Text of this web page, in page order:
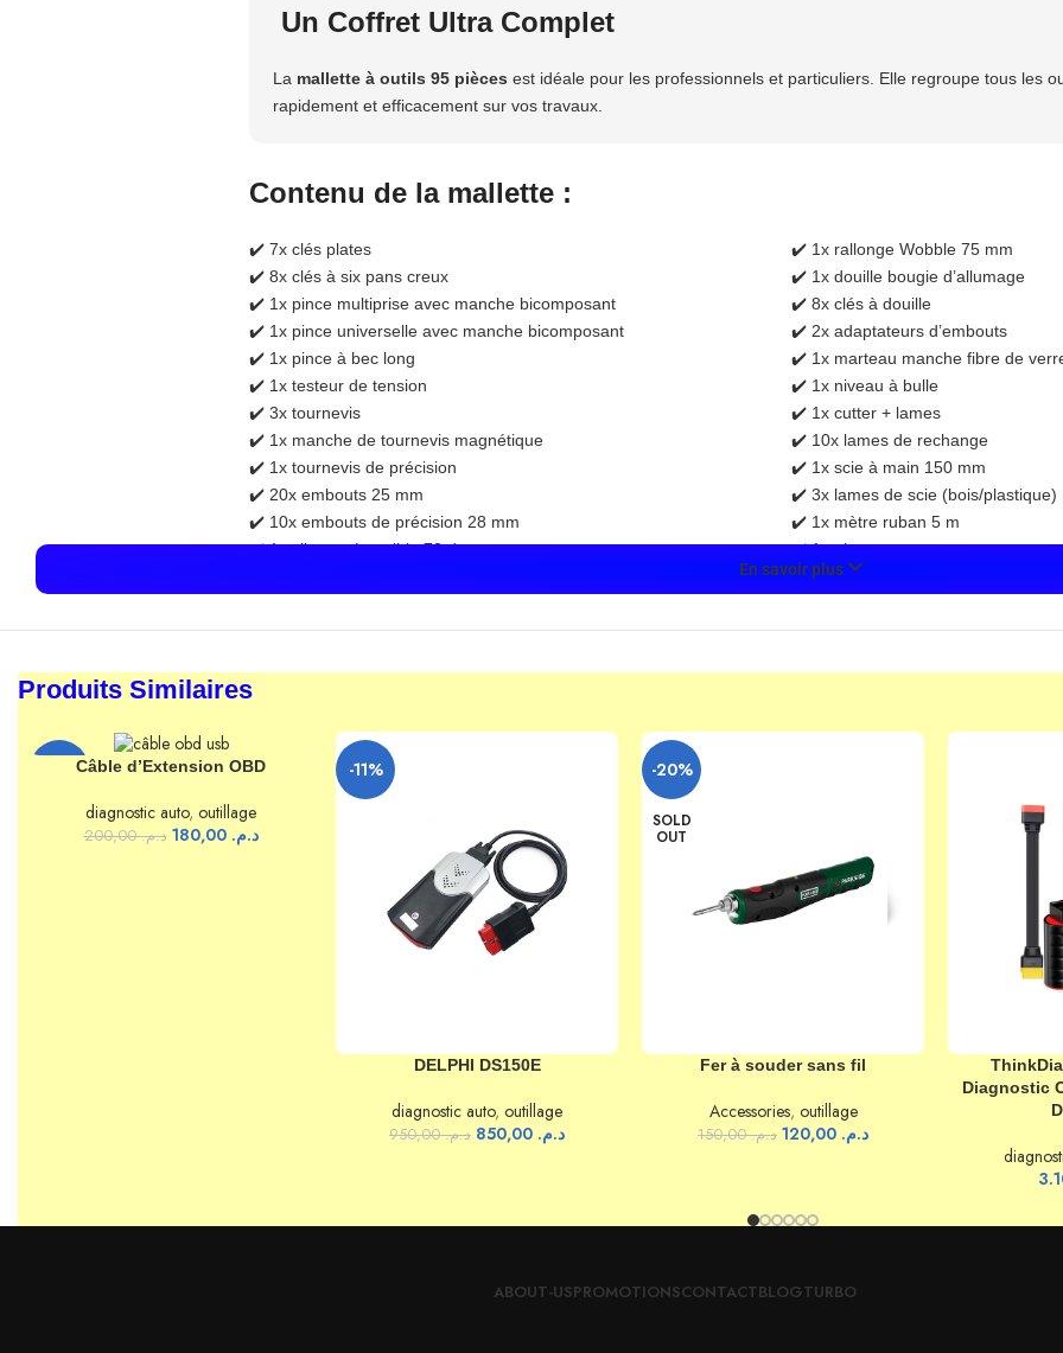
Un Coffret Ultra Complet
La mallette à outils 95 pièces est idéale pour les professionnels et particuliers. Elle regroupe tous les
rapidement et efficacement sur vos travaux.
Contenu de la mallette :
✔️ 7x clés plates
✔️ 8x clés à six pans creux
✔️ 1x pince multiprise avec manche bicomposant
✔️ 1x pince universelle avec manche bicomposant
✔️ 1x pince à bec long
✔️ 1x testeur de tension
✔️ 3x tournevis
✔️ 1x manche de tournevis magnétique
✔️ 1x tournevis de précision
✔️ 20x embouts 25 mm
✔️ 10x embouts de précision 28 mm
✔️ 1x cliquet réversible 72 dents
✔️ 1x rallonge Wobble 75 mm
✔️ 1x douille bougie d’allumage
✔️ 8x clés à douille
✔️ 2x adaptateurs d’embouts
✔️ 1x marteau manche fibre de
✔️ 1x niveau à bulle
✔️ 1x cutter + lames
✔️ 10x lames de rechange
✔️ 1x scie à main 150 mm
✔️ 3x lames de scie (bois/plastique)
✔️ 1x mètre ruban 5 m
✔️ 1x pince coupante
✔️ 95 pièces au total
✔️ Matériaux robustes et durables
✔️ Organisation pratique et gain de temps
✔️ Idéal auto, maison et garage
Commander maintenant sur WhatsApp
En savoir plus
Produits Similaires
-10%
AJOUTER AU PANIER
Câble d’Extension OBD
diagnostic auto, outillage
د.م.200,00 د.م. 180,00
-11%
AJOUTER AU PANIER
DELPHI DS150E
diagnostic auto, outillage
د.م.950,00 د.م.
-20%
SOLD
OUT
LIRE LA SUITEFer à souder sans fil
Accessories, outillage
د.م.150,00 د.م.
AJOUTER AU
Diagnostic
ABOUT-USPROMOTIONSCONTACTBLOGTURBO